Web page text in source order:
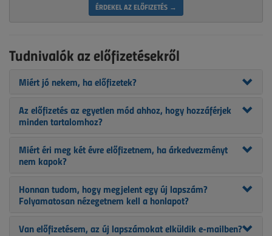
ÉRDEKEL AZ ELŐFIZETÉS →
Tudnivalók az előfizetésekről
Miért jó nekem, ha előfizetek?
Az előfizetés az egyetlen mód ahhoz, hogy hozzáférjek
minden tartalomhoz?
Miért éri meg két évre előfizetnem, ha árkedvezményt
nem kapok?
Honnan tudom, hogy megjelent egy új lapszám?
Folyamatosan nézegetnem kell a honlapot?
Van előfizetésem, az új lapszámokat elküldik e-mailben?